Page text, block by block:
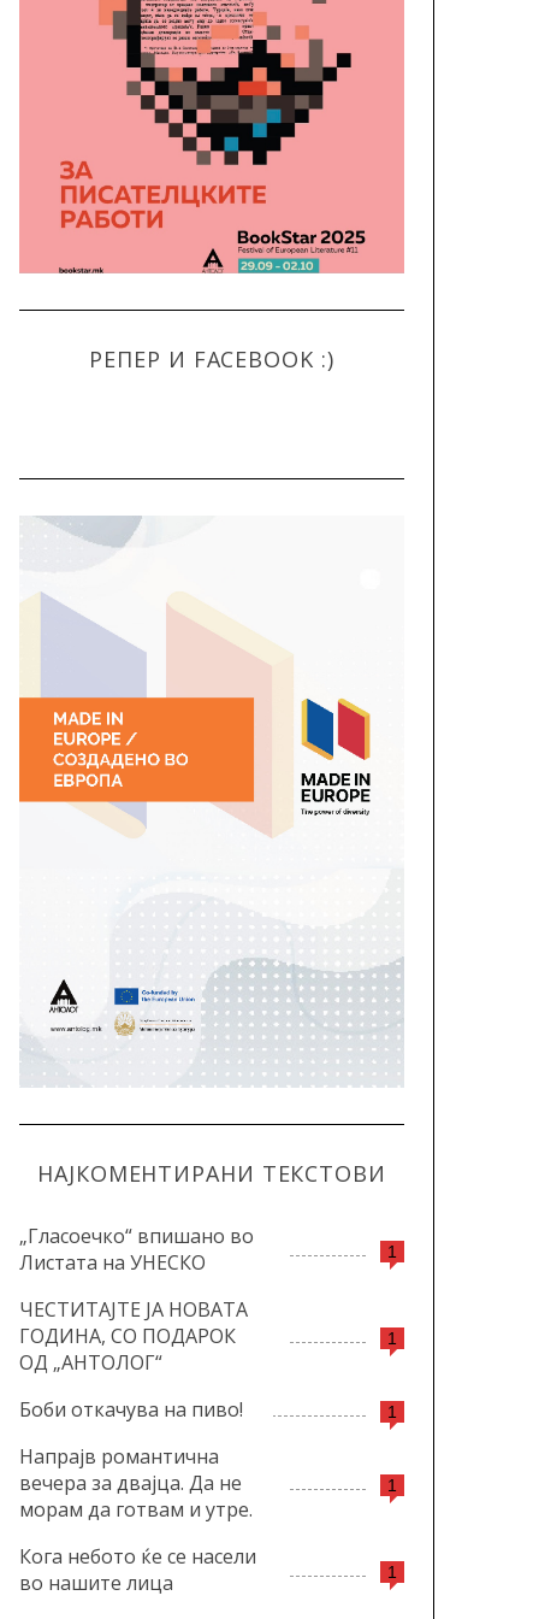
РЕПЕР И FACEBOOK :)
НАЈКОМЕНТИРАНИ ТЕКСТОВИ
1
„Гласоечко“ впишано во
Листата на УНЕСКО
1
ЧЕСТИТАЈТЕ ЈА НОВАТА
ГОДИНА, СО ПОДАРОК
ОД „АНТОЛОГ“
1
Боби откачува на пиво!
1
Напрајв романтична
вечера за двајца. Да не
морам да готвам и утре.
1
Кога небото ќе се насели
во нашите лица